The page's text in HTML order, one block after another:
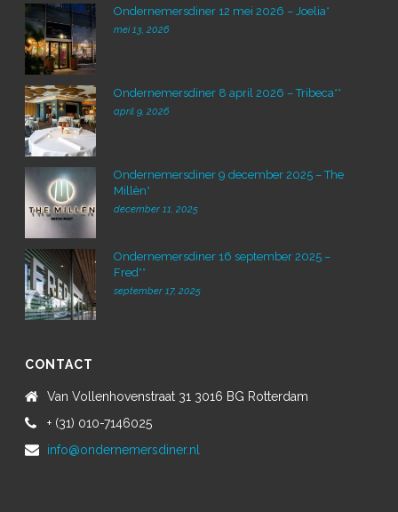
Ondernemersdiner 12 mei 2026 – Joelia*
mei 13, 2026
Ondernemersdiner 8 april 2026 – Tribeca**
april 9, 2026
Ondernemersdiner 9 december 2025 – The
Millèn*
december 11, 2025
Ondernemersdiner 16 september 2025 –
Fred**
september 17, 2025
CONTACT
Van Vollenhovenstraat 31 3016 BG Rotterdam
+ (31) 010-7146025
info@ondernemersdiner.nl